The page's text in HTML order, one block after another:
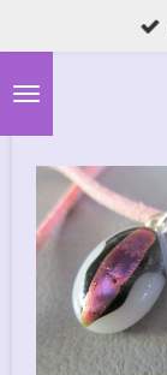
direct
naar